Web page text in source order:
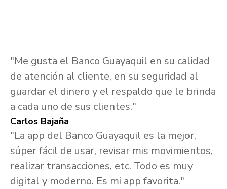
"Me gusta el Banco Guayaquil en su calidad
de atención al cliente, en su seguridad al
guardar el dinero y el respaldo que le brinda
a cada uno de sus clientes."
Carlos Bajaña
"La app del Banco Guayaquil es la mejor,
súper fácil de usar, revisar mis movimientos,
realizar transacciones, etc. Todo es muy
digital y moderno. Es mi app favorita."